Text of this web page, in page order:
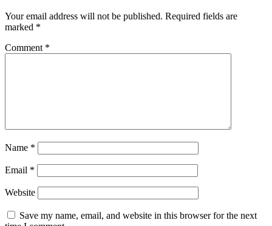
Your email address will not be published. Required fields are
marked *
Comment *
Name *
Email *
Website
Save my name, email, and website in this browser for the next